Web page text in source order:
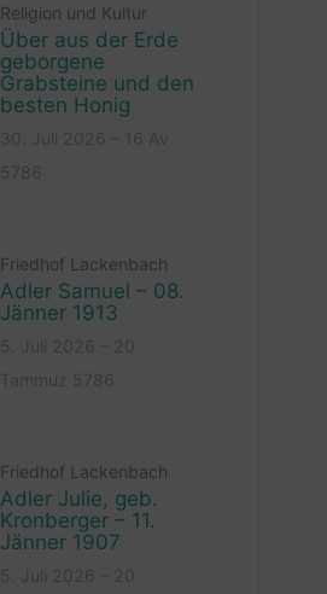
Religion und Kultur
Über aus der Erde
geborgene
Grabsteine und den
besten Honig
Friedhof Lackenbach
Adler Samuel – 08.
Jänner 1913
Friedhof Lackenbach
Adler Julie, geb.
Kronberger – 11.
Jänner 1907